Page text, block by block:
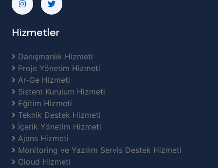
Hizmetler
Danışmanlık Hizmeti
Proje Yönetim Hizmeti
Ar-Ge Hizmeti
Sistem Kurulum Hizmeti
Eğitim Hizmeti
Teknik Destek Hizmeti
İçerik Yönetim Hizmeti
Ajans Hizmeti
Monitoring ve Yazılım Servis Destek Hizmeti
Cloud Hizmeti